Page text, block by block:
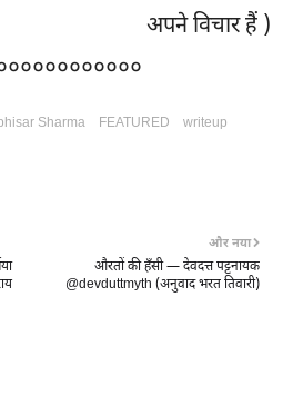
अपने विचार हैं )
Sharma FEATURED writeup
और नया
औरतों की हँसी — देवदत्त पट्टनायक
@devduttmyth (अनुवाद भरत तिवारी)